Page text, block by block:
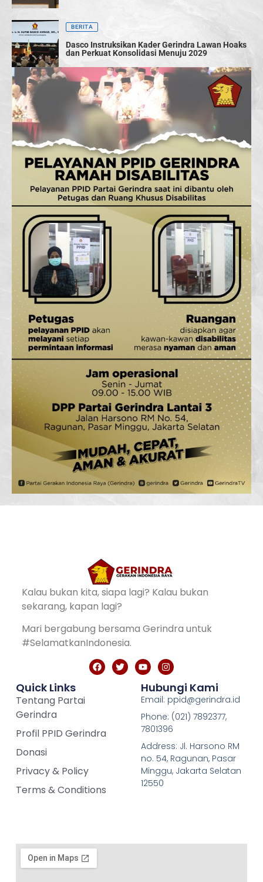
BERITA
Dasco Instruksikan Kader Gerindra Lawan Hoaks
dan Perkuat Konsolidasi Menuju 2029
Kalau bukan kita, siapa lagi? Kalau bukan
sekarang, kapan lagi?
Mari bergabung bersama Gerindra untuk
#SelamatkanIndonesia.
Quick Links
Tentang Partai
Gerindra
Profil PPID Gerindra
Donasi
Privacy & Policy
Terms & Conditions
Hubungi Kami
Email: ppid@gerindra.id
Phone: (021) 7892377,
7801396
Address: Jl. Harsono RM
no. 54, Ragunan, Pasar
Minggu, Jakarta Selatan
12550